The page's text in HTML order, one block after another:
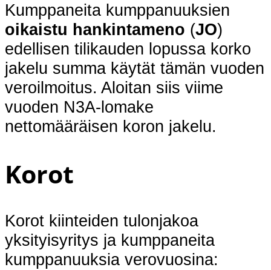
Kumppaneita kumppanuuksien
oikaistu hankintameno (JO)
edellisen tilikauden lopussa korko
jakelu summa käytät tämän vuoden
veroilmoitus. Aloitan siis viime
vuoden N3A-lomake
nettomääräisen koron jakelu.
Korot
Korot kiinteiden tulonjakoa
yksityisyritys ja kumppaneita
kumppanuuksia verovuosina: